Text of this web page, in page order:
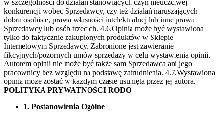
w szczególności do działań stanowiących czyn nieuczciwej
konkurencji wobec Sprzedawcy, czy też działań naruszających
dobra osobiste, prawa własności intelektualnej lub inne prawa
Sprzedawcy lub osób trzecich. 4.6.Opinia może być wystawiona
tylko do faktycznie zakupionych produktów w Sklepie
Internetowym Sprzedawcy. Zabronione jest zawieranie
fikcyjnych/pozornych umów sprzedaży w celu wystawienia opinii.
Autorem opinii nie może być także sam Sprzedawca ani jego
pracownicy bez względu na podstawę zatrudnienia. 4.7.Wystawiona
opinia może zostać w każdym czasie usunięta przez jej autora.
POLITYKA PRYWATNOŚCI RODO
1. Postanowienia Ogólne